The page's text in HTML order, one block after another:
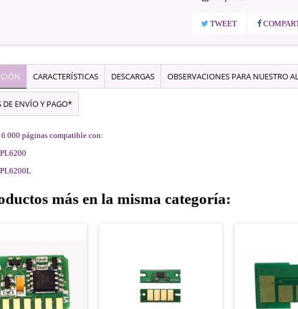
TWEET
CARACTERÍSTICAS DESCARGAS OBSERVACIONES PARA NUESTRO
DE ENVÍO Y PAGO*
páginas compatible con:
más en la misma categoría: